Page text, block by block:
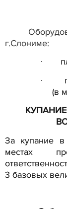
г.Слониме:
·
·
(в
За купание
местах
3 базовых